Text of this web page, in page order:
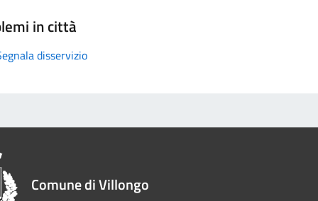
in città
disservizio
Comune di Villongo